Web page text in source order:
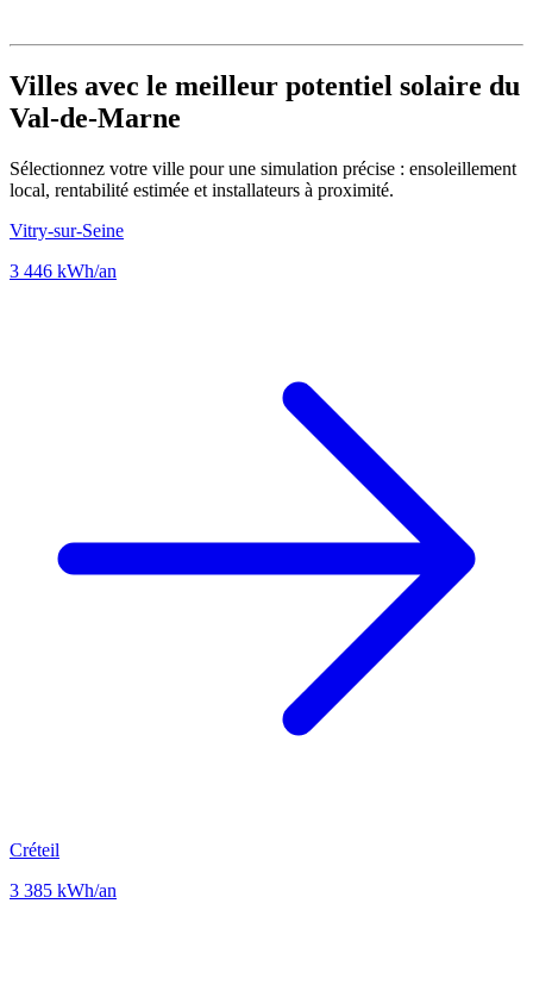
Villes avec le meilleur potentiel solaire du
Val-de-Marne
Sélectionnez votre ville pour une simulation précise : ensoleillement
local, rentabilité estimée et installateurs à proximité.
Vitry-sur-Seine
3 446 kWh/an
Créteil
3 385 kWh/an